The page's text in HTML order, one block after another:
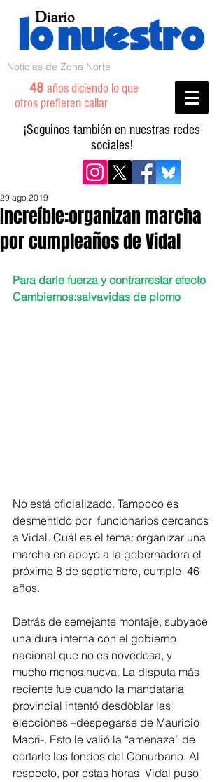
Noticias de Zona Norte
48 años diciendo lo que
otros prefieren callar
¡Seguinos también en nuestras redes
sociales!
Increíble:organizan marcha
por cumpleaños de Vidal
29 ago 2019
Para darle fuerza y contrarrestar efecto
Cambiemos:salvavidas de plomo
No está oficializado. Tampoco es
desmentido por  funcionarios cercanos
a Vidal. Cuál es el tema: organizar una
marcha en apoyo a la gobernadora el
próximo 8 de septiembre, cumple  46
años.
Detrás de semejante montaje, subyace
una dura interna con el gobierno
nacional que no es novedosa, y
mucho menos,nueva. La disputa más
reciente fue cuando la mandataria
provincial intentó desdoblar las
elecciones –despegarse de Mauricio
Macri-. Esto le valió la “amenaza” de
cortarle los fondos del Conurbano. Al
respecto, por estas horas  Vidal puso